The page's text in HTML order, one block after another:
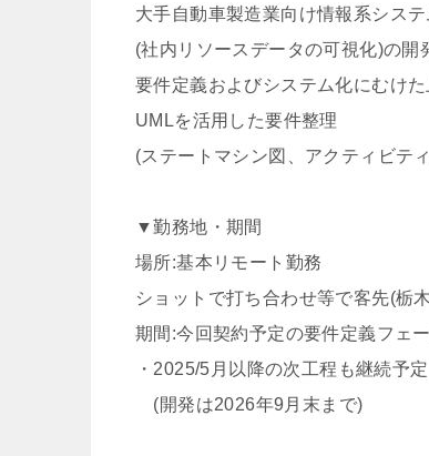
大手自動車製造業向け情報系システ
(社内リソースデータの可視化)の開
要件定義およびシステム化にむけ
UMLを活用した要件整理
(ステートマシン図、アクティビテ
▼勤務地・期間
場所:基本リモート勤務
ショットで打ち合わせ等で客先(栃
期間:今回契約予定の要件定義フェ
・2025/5月以降の次工程も継続予定
(開発は2026年9月末まで)